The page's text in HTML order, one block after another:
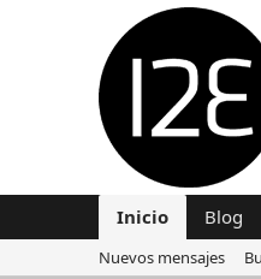
Inicio Blog
Nuevos mensajes